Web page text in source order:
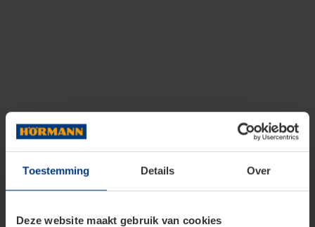
Toestemming Details Over
Deze website maakt gebruik van cookies